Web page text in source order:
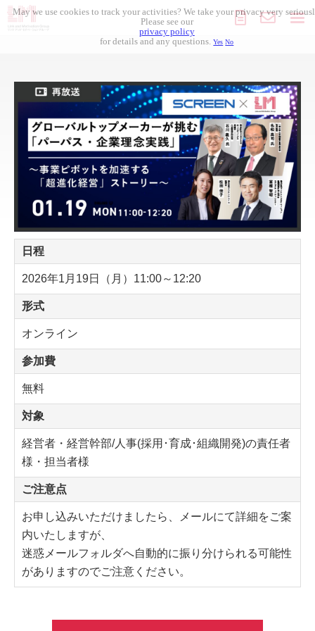
人材採用
人材開発
導入事例
セミナー
コラム記事
お役立ち資料
日程
2026年1月19日（月）11:00～12:20
形式
オンライン
参加費
無料
対象
経営者・経営幹部/人事(採用･育成･組織開発)の責任者
様・担当者様
ご注意点
お申し込みいただけましたら、メールにて詳細をご案
内いたしますが、
迷惑メールフォルダへ自動的に振り分けられる可能性
がありますのでご注意ください。
May we use cookies to track your activities? We take your privacy very
Please see our
privacy policy
for details and any questions.Yes No